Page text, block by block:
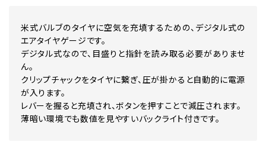
米式バルブのタイヤに空気を充填するための、デジタル式の
エアタイヤゲージです。
デジタル式なので、目盛りと指針を読み取る必要がありませ
ん。
クリップチャックをタイヤに繋ぎ、圧が掛かると自動的に電源
が入ります。
レバーを握ると充填され、ボタンを押すことで減圧されます。
薄暗い環境でも数値を見やすいバックライト付きです。